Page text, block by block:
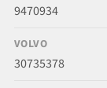
9470934
VOLVO
30735378